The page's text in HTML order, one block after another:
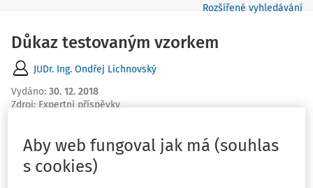
Rozšířené vyhledávání
Důkaz testovaným vzorkem
JUDr. Ing. Ondřej Lichnovský
Vydáno: 30. 12. 2018
Zdroj: Expertní příspěvky
Testování vzorku obsaženého v jiné než v originálně
zapečetěné nádobě proto skutečně nemůže být
Aby web fungoval jak má (souhlas
s cookies)